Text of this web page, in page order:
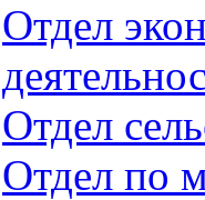
Отдел
Отдел
Отдел по